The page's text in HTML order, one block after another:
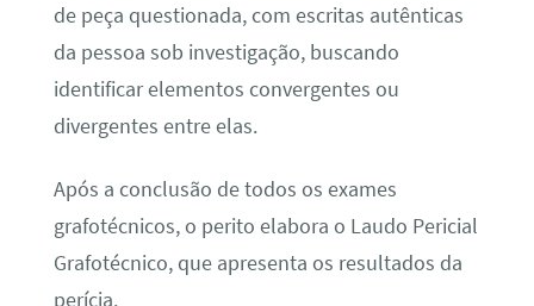
de peça questionada, com escritas autênticas
da pessoa sob investigação, buscando
identificar elementos convergentes ou
divergentes entre elas.
Após a conclusão de todos os exames
grafotécnicos, o perito elabora o Laudo Pericial
Grafotécnico, que apresenta os resultados da
perícia.